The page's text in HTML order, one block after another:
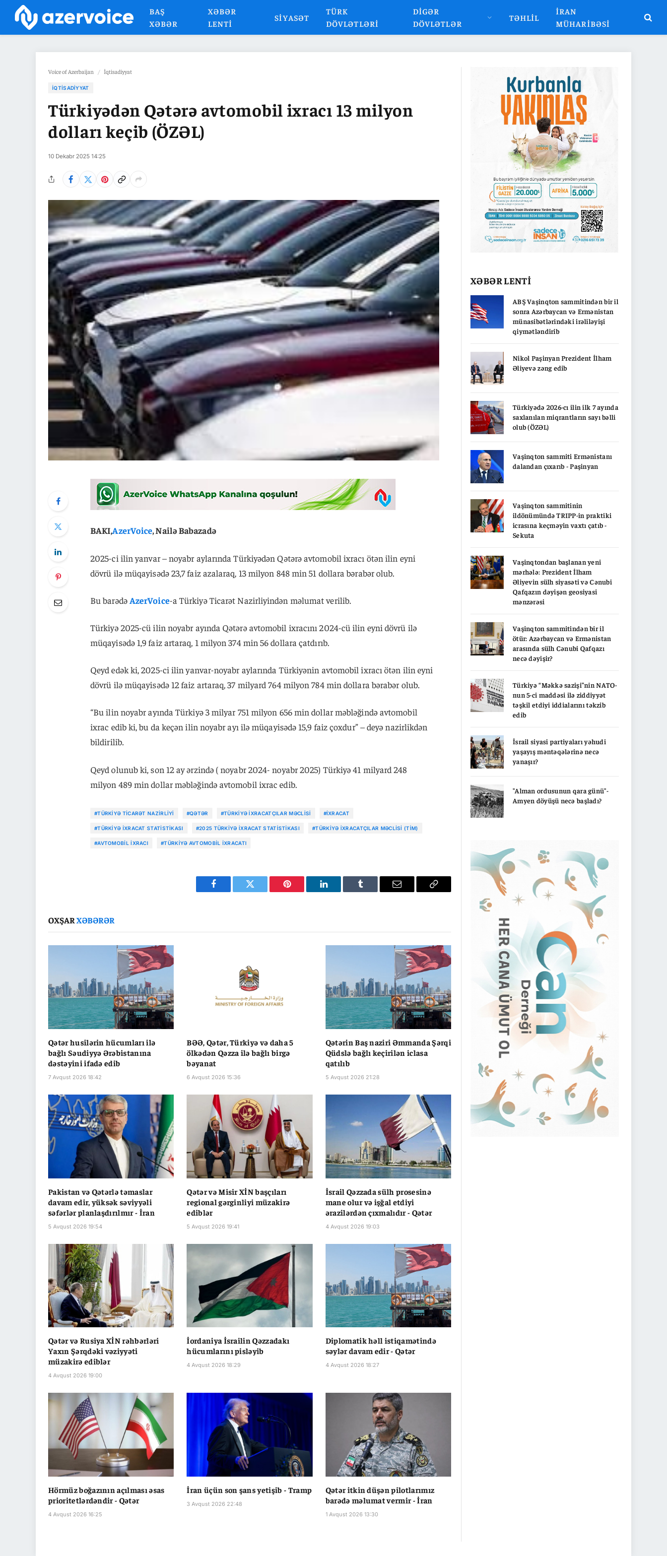
BAŞ
XƏBƏR
XƏBƏR
LENTI
SIYASƏT
TÜRK
DÖVLƏTLƏRI
DIGƏR
DÖVLƏTLƏR
TƏHLIL
İRAN
MÜHARIBƏSI
Voice of Azerbaijan / İqtisadiyyat
İQTISADIYYAT
Türkiyədən Qətərə avtomobil ixracı 13 milyon
dolları keçib (ÖZƏL)
10 Dekabr 2025 14:25
BAKI,AzerVoice, Nailə Babazadə
2025-ci ilin yanvar – noyabr aylarında Türkiyədən Qətərə avtomobil ixracı ötən ilin eyni
dövrü ilə müqayisədə 23,7 faiz azalaraq, 13 milyon 848 min 51 dollara bərabər olub.
Bu barədəAzerVoice-a Türkiyə Ticarət Nazirliyindən məlumat verilib.
Türkiyə 2025-cü ilin noyabr ayında Qətərə avtomobil ixracını 2024-cü ilin eyni dövrü ilə
müqayisədə 1,9 faiz artaraq, 1 milyon 374 min 56 dollara çatdırıb.
Qeyd edək ki, 2025-ci ilin yanvar-noyabr aylarında Türkiyənin avtomobil ixracı ötən ilin eyni
dövrü ilə müqayisədə 12 faiz artaraq, 37 milyard 764 milyon 784 min dollara bərabər olub.
“Bu ilin noyabr ayında Türkiyə 3 milyar 751 milyon 656 min dollar məbləğində avtomobil
ixrac edib ki, bu da keçən ilin noyabr ayı ilə müqayisədə 15,9 faiz çoxdur” – deyə nazirlikdən
bildirilib.
Qeyd olunub ki, son 12 ay ərzində ( noyabr 2024- noyabr 2025) Türkiyə 41 milyard 248
milyon 489 min dollar məbləğində avtomobil ixrac edib.
#TÜRKIYƏ TICARƏT NAZIRLIYI #QƏTƏR #TÜRKIYƏ İXRACATÇILAR MƏCLISI #IXRACAT
#TÜRKIYƏ IXRACAT STATISTIKASI #2025 TÜRKIYƏ IXRACAT STATISTIKASI #TÜRKIYƏ İXRACATÇILAR MƏCLISI (TİM)
#AVTOMOBIL IXRACI #TÜRKIYƏ AVTOMOBIL IXRACATI
Facebook Twitter Pinterest LinkedIn Tumblr Email
Copy
OXŞARXƏBƏRƏR
Qətər husilərin hücumları ilə
bağlı Səudiyyə Ərəbistanına
dəstəyini ifadə edib
7 Avqust 2026 18:42
BƏƏ, Qətər, Türkiyə və daha 5
ölkədən Qəzza ilə bağlı birgə
bəyanat
6 Avqust 2026 15:36
Qətərin Baş naziri Əmmanda Şərqi
Qüdslə bağlı keçirilən iclasa
qatılıb
5 Avqust 2026 21:28
Pakistan və Qətərlə təmaslar
davam edir, yüksək səviyyəli
səfərlər planlaşdırılmır - İran
5 Avqust 2026 19:54
Qətər və Misir XİN başçıları
regional gərginliyi müzakirə
ediblər
5 Avqust 2026 19:41
İsrail Qəzzada sülh prosesinə
mane olur və işğal etdiyi
ərazilərdən çıxmalıdır - Qətər
4 Avqust 2026 19:03
Qətər və Rusiya XİN rəhbərləri
Yaxın Şərqdəki vəziyyəti
müzakirə ediblər
4 Avqust 2026 19:00
İordaniya İsrailin Qəzzadakı
hücumlarını pisləyib
4 Avqust 2026 18:29
Diplomatik həll istiqamətində
səylər davam edir - Qətər
4 Avqust 2026 18:27
Hörmüz boğazının açılması əsas
prioritetlərdəndir - Qətər
4 Avqust 2026 16:25
İran üçün son şans yetişib - Tramp
3 Avqust 2026 22:48
Qətər itkin düşən pilotlarımız
barədə məlumat vermir - İran
1 Avqust 2026 13:30
XƏBƏR LENTİ
ABŞ Vaşinqton sammitindən bir il
sonra Azərbaycan və Ermənistan
münasibətlərindəki irəliləyişi
qiymətləndirib
Nikol Paşinyan Prezident İlham
Əliyevə zəng edib
Türkiyədə 2026-cı ilin ilk 7 ayında
saxlanılan miqrantların sayı bəlli
olub (ÖZƏL)
Vaşinqton sammiti Ermənistanı
dalandan çıxarıb - Paşinyan
Vaşinqton sammitinin
ildönümündə TRIPP-in praktiki
icrasına keçməyin vaxtı çatıb -
Sekuta
Vaşinqtondan başlanan yeni
mərhələ: Prezident İlham
Əliyevin sülh siyasəti və Cənubi
Qafqazın dəyişən geosiyasi
mənzərəsi
Vaşinqton sammitindən bir il
ötür: Azərbaycan və Ermənistan
arasında sülh Cənubi Qafqazı
necə dəyişir?
Türkiyə “Məkkə sazişi”nin NATO-
nun 5-ci maddəsi ilə ziddiyyət
təşkil etdiyi iddialarını təkzib
edib
İsrail siyasi partiyaları yəhudi
yaşayış məntəqələrinə necə
yanaşır?
"Alman ordusunun qara günü"-
Amyen döyüşü necə başladı?